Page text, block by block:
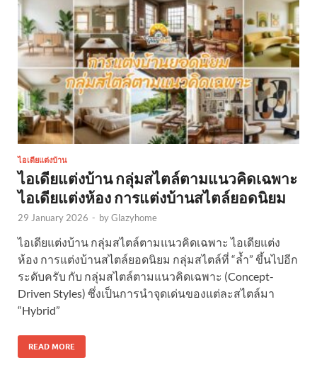
ไอเดียแต่งบ้าน
ไอเดียแต่งบ้าน กลุ่มสไตล์ตามแนวคิดเฉพาะ
ไอเดียแต่งห้อง การแต่งบ้านสไตล์ยอดนิยม
29 January 2026 - byGlazyhome
ไอเดียแต่งบ้าน กลุ่มสไตล์ตามแนวคิดเฉพาะ ไอเดียแต่ง
ห้อง การแต่งบ้านสไตล์ยอดนิยม กลุ่มสไตล์ที่ “ล้ำ” ขึ้นไปอีก
ระดับครับ กับ กลุ่มสไตล์ตามแนวคิดเฉพาะ (Concept-
Driven Styles) ซึ่งเป็นการนำจุดเด่นของแต่ละสไตล์มา
“Hybrid”
READ MORE